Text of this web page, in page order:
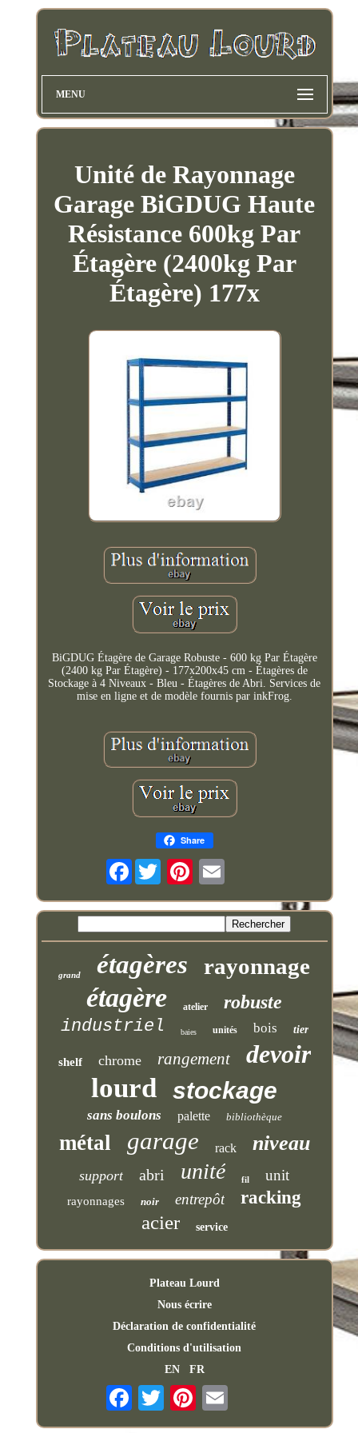
MENU
Unité de Rayonnage
Garage BiGDUG Haute
Résistance 600kg Par
Étagère (2400kg Par
Étagère) 177x
BiGDUG Étagère de Garage Robuste - 600 kg Par Étagère
(2400 kg Par Étagère) - 177x200x45 cm - Étagères de
Stockage à 4 Niveaux - Bleu - Étagères de Abri. Services de
mise en ligne et de modèle fournis par inkFrog.
Share
Facebook
grand étagères rayonnage
étagère atelier robuste
industriel baies unités bois tier
shelf chrome rangement devoir
lourd stockage
sans boulons palette bibliothèque
métal garage rack niveau
support abri unité fil unit
rayonnages noir entrepôt racking
acier service
Plateau Lourd
Nous écrire
Déclaration de confidentialité
Conditions d'utilisation
EN
FR